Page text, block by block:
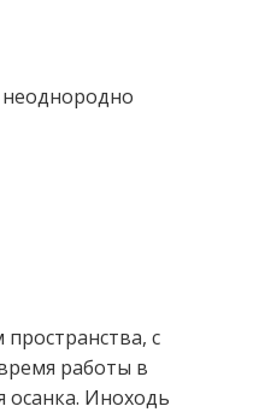
с
работы в
осанка. Иноходь